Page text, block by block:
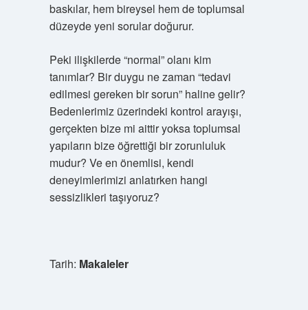
baskılar, hem bireysel hem de toplumsal
düzeyde yeni sorular doğurur.
Peki ilişkilerde “normal” olanı kim
tanımlar? Bir duygu ne zaman “tedavi
edilmesi gereken bir sorun” haline gelir?
Bedenlerimiz üzerindeki kontrol arayışı,
gerçekten bize mi aittir yoksa toplumsal
yapıların bize öğrettiği bir zorunluluk
mudur? Ve en önemlisi, kendi
deneyimlerimizi anlatırken hangi
sessizlikleri taşıyoruz?
Tarih: Makaleler